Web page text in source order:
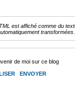
est affiché comme du
transformées.
de moi sur ce blog